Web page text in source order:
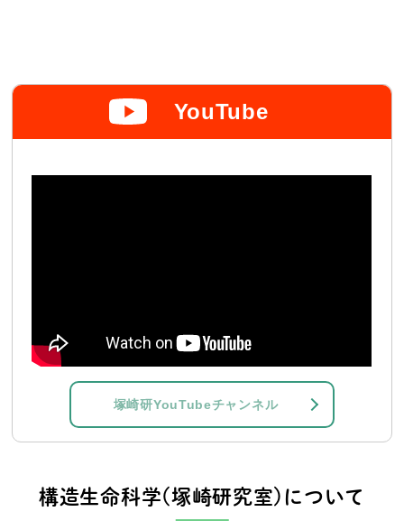
YouTube
塚崎研YouTubeチャンネル
構造生命科学(塚崎研究室)について